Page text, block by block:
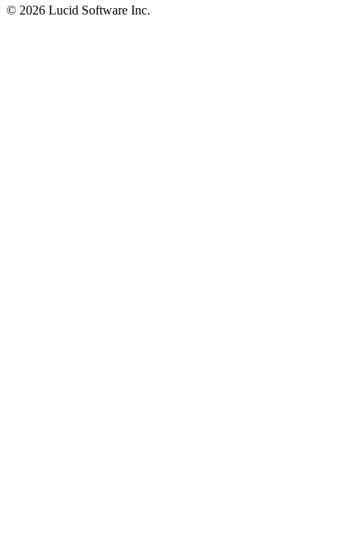
© 2026 Lucid Software Inc.